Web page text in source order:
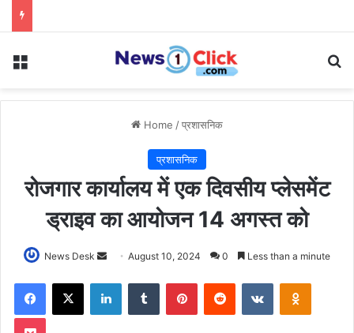
Menu
Home /प्रशासनिक
प्रशासनिक
रोजगार कार्यालय में एक दिवसीय प्लेसमेंट
ड्राइव का आयोजन 14 अगस्त को
News Desk
Send
email
August 10, 2024 0 Less than a minute
Facebook
X LinkedInTumblr PinterestReddit VKontakte
Pocket